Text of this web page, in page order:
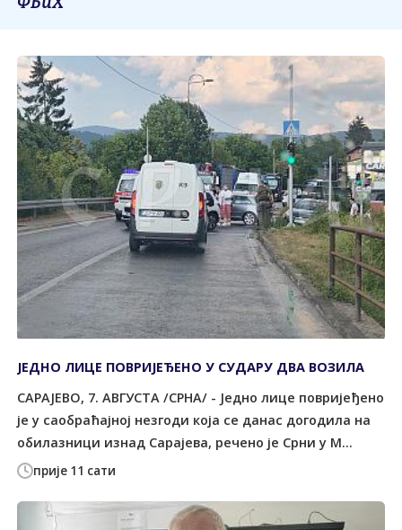
прије 11 сати
ЈЕДНО ЛИЦЕ ПОВРИЈЕЂЕНО У СУДАРУ ДВА ВОЗИЛА
САРАЈЕВО, 7. АВГУСТА /СРНА/ - Једно лице повријеђено
је у саобраћајној незгоди која се данас догодила на
обилазници изнад Сарајева, речено је Срни у М...